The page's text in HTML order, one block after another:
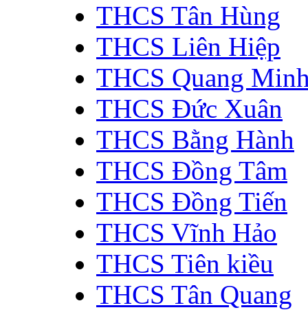
THCS Tân Hùng
THCS Liên Hiệp
THCS Quang
THCS Đức Xuân
THCS Bằng Hành
THCS Đồng Tâm
THCS Đồng Tiến
THCS Vĩnh Hảo
THCS Tiên kiều
THCS Tân Quang